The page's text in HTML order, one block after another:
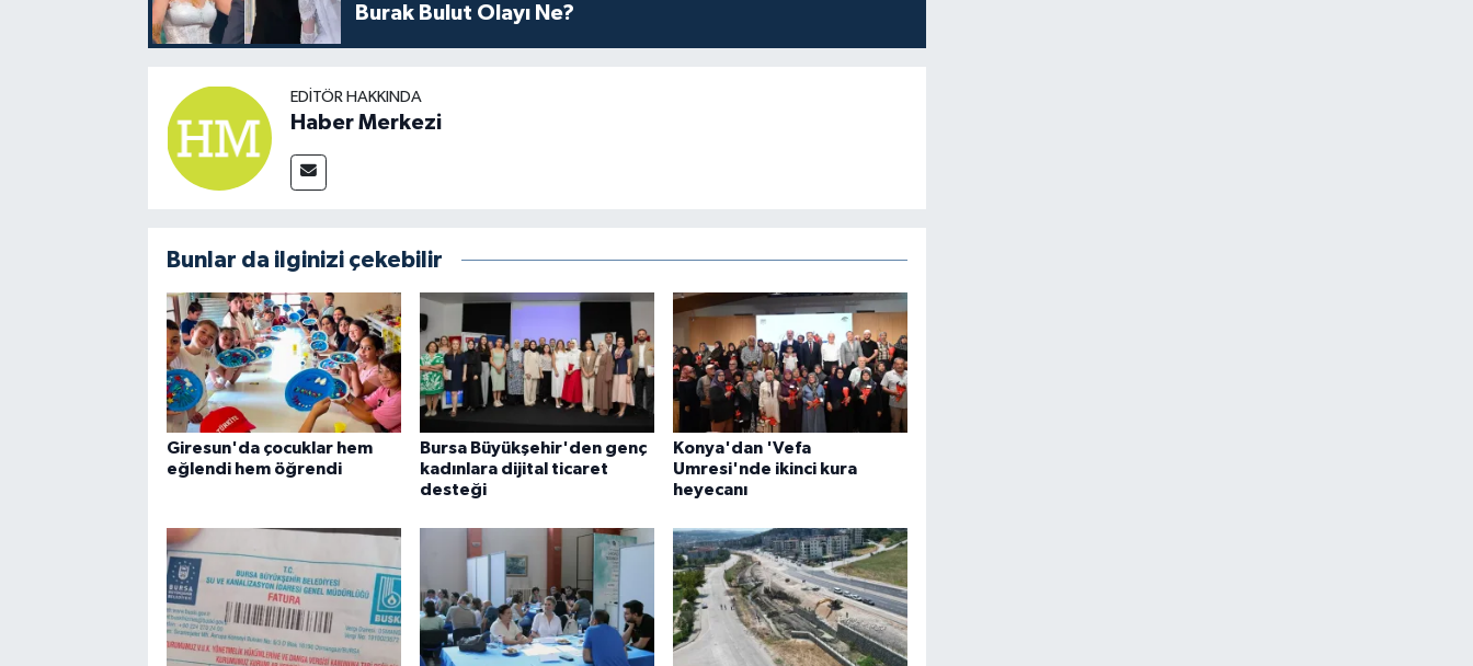
Burak Bulut Olayı Ne?
EDITÖR HAKKINDA
Haber Merkezi
Bunlar da ilginizi çekebilir
Giresun'da çocuklar hem
eğlendi hem öğrendi
Bursa Büyükşehir'den genç
kadınlara dijital ticaret
desteği
Konya'dan 'Vefa
Umresi'nde ikinci kura
heyecanı